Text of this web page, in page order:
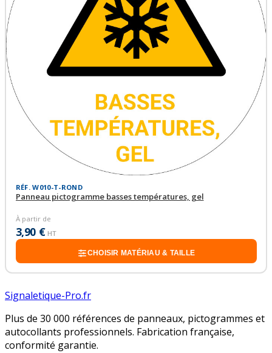
RÉF. W010-T-ROND
Panneau pictogramme basses températures, gel
À partir de
3,90 € HT
CHOISIR MATÉRIAU & TAILLE
Signaletique-Pro.fr
Plus de 30 000 références de panneaux, pictogrammes et
autocollants professionnels. Fabrication française,
conformité garantie.